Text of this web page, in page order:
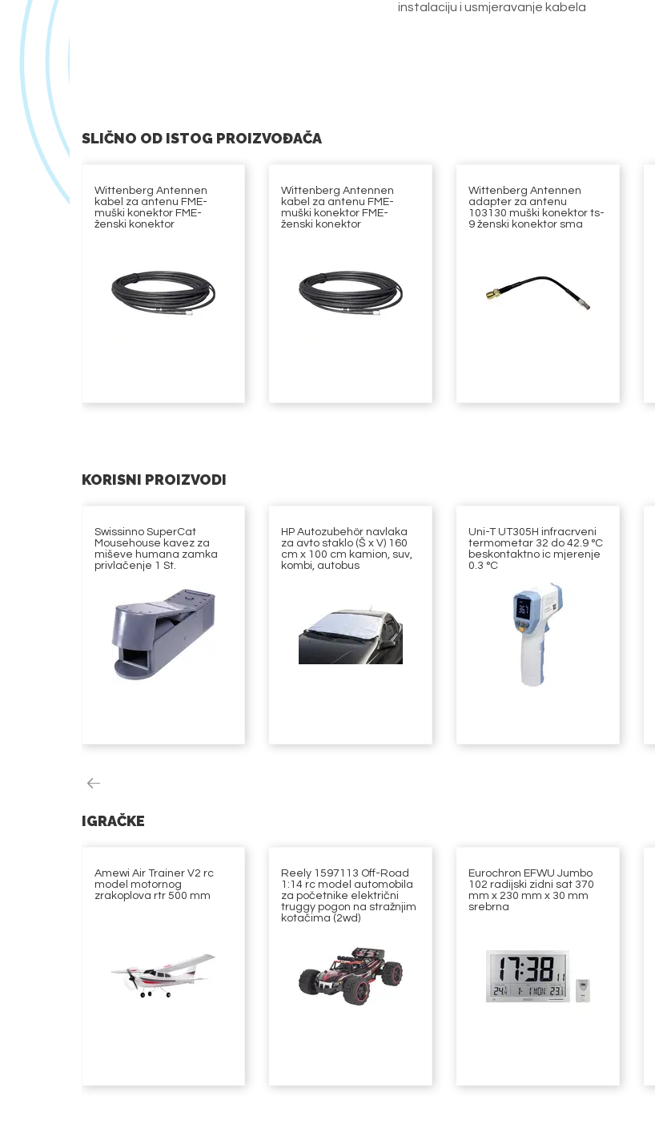
instalaciju i usmjeravanje kabela
SLIČNO OD ISTOG PROIZVOĐAČA
Wittenberg Antennen
kabel za antenu FME-
muški konektor FME-
ženski konektor
Wittenberg Antennen
kabel za antenu FME-
muški konektor FME-
ženski konektor
Wittenberg Antennen
adapter za antenu
103130 muški konektor ts-
9 ženski konektor sma
KORISNI PROIZVODI
Swissinno SuperCat
Mousehouse kavez za
miševe humana zamka
privlačenje 1 St.
HP Autozubehör navlaka
za avto staklo (Š x V) 160
cm x 100 cm kamion, suv,
kombi, autobus
Uni-T UT305H infracrveni
termometar 32 do 42.9 °C
beskontaktno ic mjerenje
0.3 °C
IGRAČKE
Amewi Air Trainer V2 rc
model motornog
zrakoplova rtr 500 mm
Reely 1597113 Off-Road
1:14 rc model automobila
za početnike električni
truggy pogon na stražnjim
kotačima (2wd)
Eurochron EFWU Jumbo
102 radijski zidni sat 370
mm x 230 mm x 30 mm
srebrna